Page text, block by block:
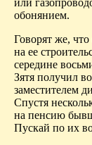
или
обонянием.
Говорят же,
на ее
середине
Зятя получил
заместителем
Спустя
на пенсию
Пускай по их